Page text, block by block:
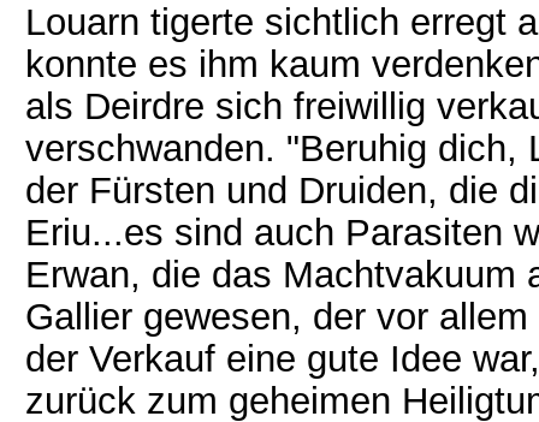
Louarn tigerte sichtlich erregt
konnte es ihm kaum
als Deirdre sich freiwillig
verschwanden. "Beruhig dich,
der Fürsten und Druiden, die
Eriu...es sind auch Parasiten
Erwan, die das Machtvakuum
Gallier gewesen, der vor
der Verkauf eine gute Idee
zurück zum geheimen